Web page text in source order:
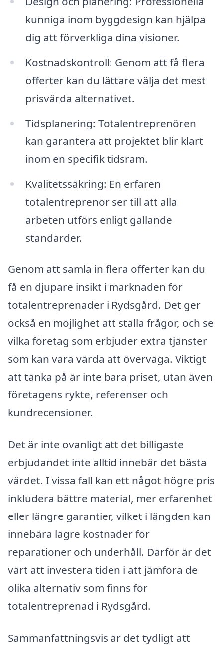
kunniga inom byggdesign kan hjälpa
dig att förverkliga dina visioner.
Kostnadskontroll: Genom att få flera
offerter kan du lättare välja det mest
prisvärda alternativet.
Tidsplanering: Totalentreprenören
kan garantera att projektet blir klart
inom en specifik tidsram.
Kvalitetssäkring: En erfaren
totalentreprenör ser till att alla
arbeten utförs enligt gällande
standarder.
Genom att samla in flera offerter kan du
få en djupare insikt i marknaden för
totalentreprenader i Rydsgård. Det ger
också en möjlighet att ställa frågor, och se
vilka företag som erbjuder extra tjänster
som kan vara värda att överväga. Viktigt
att tänka på är inte bara priset, utan även
företagens rykte, referenser och
kundrecensioner.
Det är inte ovanligt att det billigaste
erbjudandet inte alltid innebär det bästa
värdet. I vissa fall kan ett något högre pris
inkludera bättre material, mer erfarenhet
eller längre garantier, vilket i längden kan
innebära lägre kostnader för
reparationer och underhåll. Därför är det
värt att investera tiden i att jämföra de
olika alternativ som finns för
totalentreprenad i Rydsgård.
Sammanfattningsvis är det tydligt att